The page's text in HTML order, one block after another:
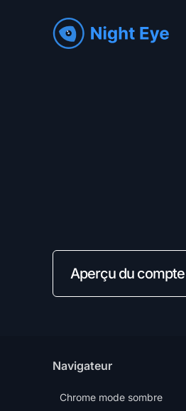
Aperçu du compte
Navigateur
Chrome mode sombre